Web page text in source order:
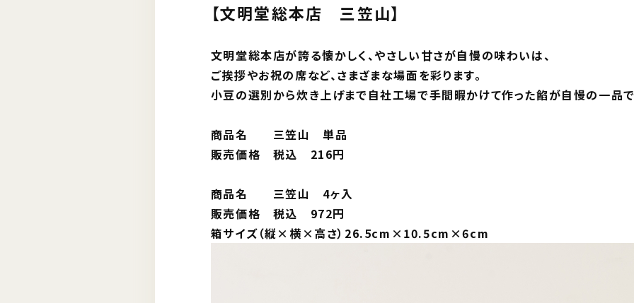
【文明堂総本店 三笠山】
文明堂総本店が誇る懐かしく、やさしい甘さが自慢の味わいは、
ご挨拶やお祝の席など、さまざまな場面を彩ります。
小豆の選別から炊き上げまで自社工場で手間暇かけて作った餡が自慢の一品で
商品名 三笠山 単品
販売価格 税込 216円
商品名 三笠山 4ヶ入
販売価格 税込 972円
箱サイズ（縦×横×高さ）26.5cm×10.5cm×6cm